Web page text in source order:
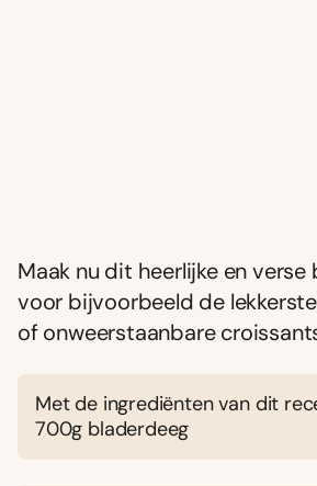
Maak nu dit heerlijke en verse
voor bijvoorbeeld de
of onweerstaanbare
Met de ingrediënten van dit
700g bladerdeeg